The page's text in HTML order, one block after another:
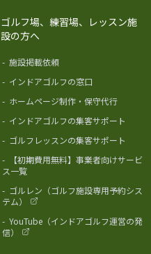
ゴルフ場、練習場、レッスン施
設の方へ
- 施設掲載依頼
- インドアゴルフの窓口
- ホームページ制作・保守代行
- インドアゴルフの集客サポート
- ゴルフレッスンの集客サポート
-
【初期費用無料】事業者向けサービ
ス一覧
- ゴルレン（ゴルフ施設専用予約シス
テム）
- YouTube（インドアゴルフ運営の発
信）